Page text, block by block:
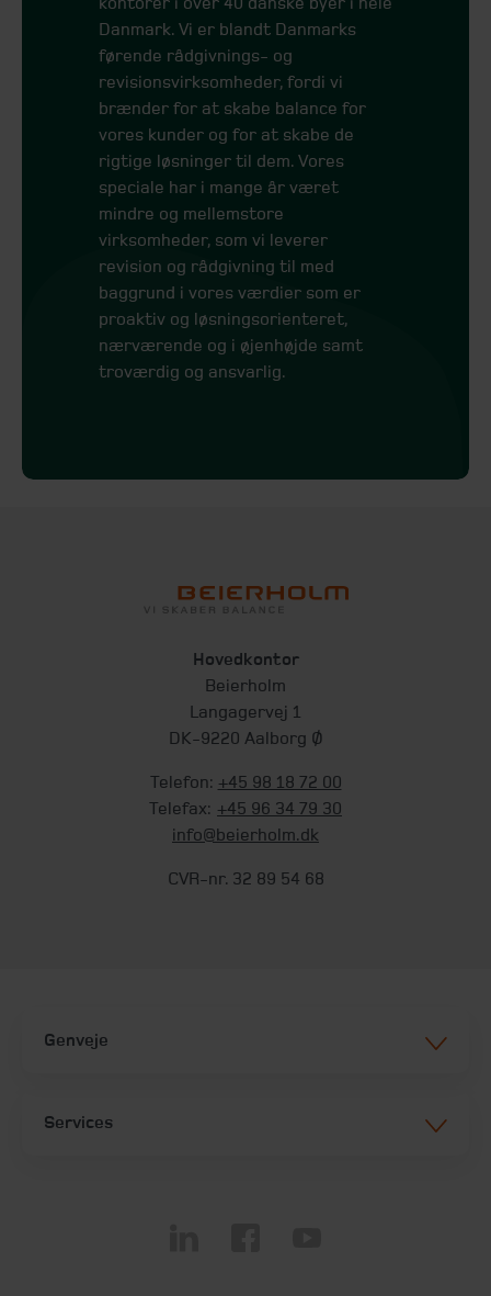
Danmark. Vi er blandt Danmarks
førende rådgivnings- og
revisionsvirksomheder, fordi vi
brænder for at skabe balance for
vores kunder og for at skabe de
rigtige løsninger til dem. Vores
speciale har i mange år været
mindre og mellemstore
virksomheder, som vi leverer
revision og rådgivning til med
baggrund i vores værdier som er
proaktiv og løsningsorienteret,
nærværende og i øjenhøjde samt
troværdig og ansvarlig.
Hovedkontor
Beierholm
Langagervej 1
DK-9220 Aalborg Ø
Telefon: +45 98 18 72 00
Telefax: +45 96 34 79 30
info@beierholm.dk
CVR-nr. 32 89 54 68
Genveje
Services